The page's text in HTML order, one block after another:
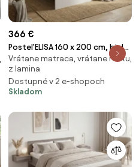
366 €
Posteľ ELISA 160 x 200 cm, biela
Rošt: S lamelovým roštom,
Matrac: Matrac SOMMERA 18
cm
Vrátane matraca, vrátane roštu,
z lamina
Dostupné v 2 e-shopoch
Skladom